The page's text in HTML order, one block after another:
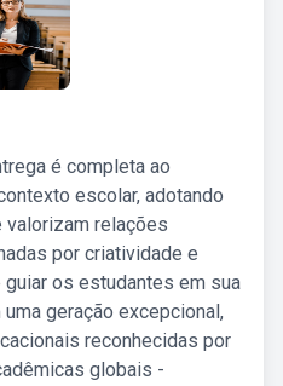
é completa ao
escolar, adotando
relações
por criatividade e
os estudantes em sua
geração excepcional,
reconhecidas por
globais -